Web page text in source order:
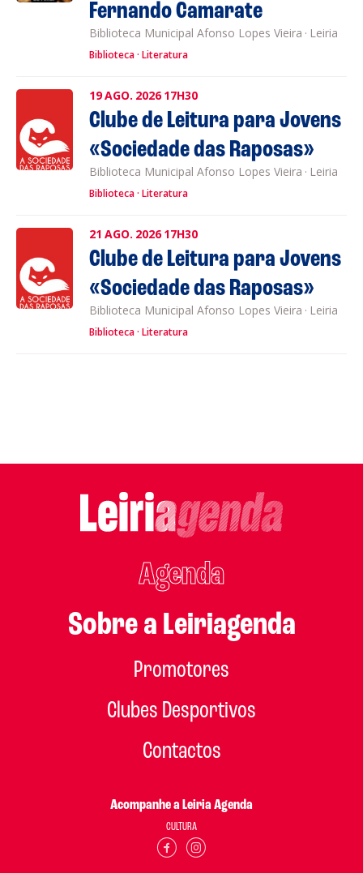
Fernando Camarate
Biblioteca Municipal Afonso Lopes Vieira · Leiria
Biblioteca Literatura
19AGO. 2026 17H30
Clube de Leitura para Jovens
«Sociedade das Raposas»
Biblioteca Municipal Afonso Lopes Vieira · Leiria
Biblioteca Literatura
21 AGO. 2026 17H30
Clube de Leitura para Jovens
«Sociedade das Raposas»
Biblioteca Municipal Afonso Lopes Vieira · Leiria
Biblioteca Literatura
Agenda
Sobre a Leiriagenda
Promotores
Clubes Desportivos
Contactos
Acompanhe a Leiria Agenda
CULTURA